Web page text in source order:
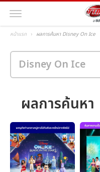
หน้าแรก ผลการค้นหา Disney On Ice
ผลการค้นหา